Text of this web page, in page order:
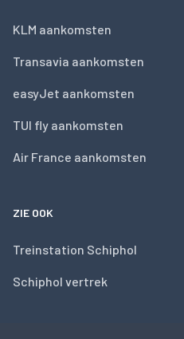
KLM aankomsten
Transavia aankomsten
easyJet aankomsten
TUI fly aankomsten
Air France aankomsten
ZIE OOK
Treinstation Schiphol
Schiphol vertrek